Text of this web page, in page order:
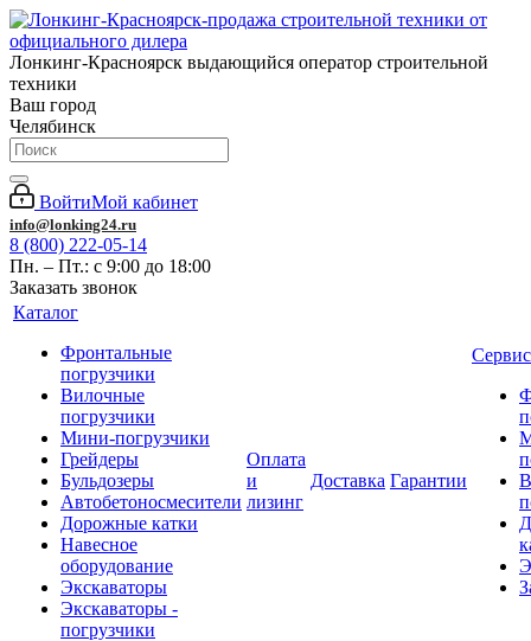
Лонкинг-Красноярск выдающийся оператор строительной
техники
Ваш город
Челябинск
ВойтиМой кабинет
info@lonking24.ru
8 (800) 222-05-14
Пн. – Пт.: с 9:00 до 18:00
Заказать звонок
Каталог
Фронтальные
погрузчики
Вилочные
погрузчики
Мини-погрузчики
Грейдеры
Бульдозеры
Автобетоносмесители
Дорожные катки
Навесное
оборудование
Экскаваторы
Экскаваторы -
погрузчики
Оплата
и
лизинг
Доставка Гарантии